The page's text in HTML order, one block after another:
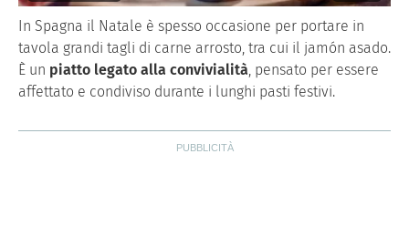
In Spagna il Natale è spesso occasione per portare in
tavola grandi tagli di carne arrosto, tra cui il jamón asado.
È un piatto legato alla convivialità , pensato per essere
affettato e condiviso durante i lunghi pasti festivi.